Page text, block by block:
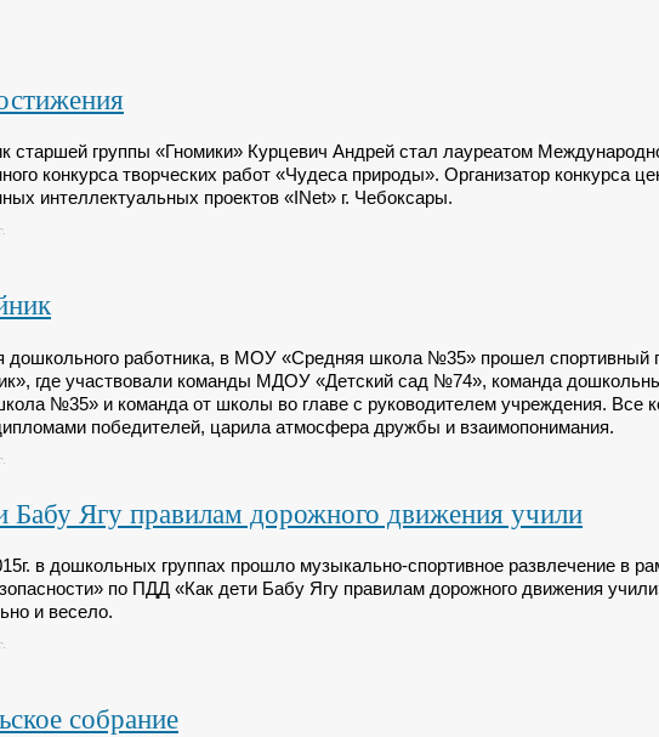
старшей группы «Гномики» Курцевич Андрей стал лауреатом
конкурса творческих работ «Чудеса природы». Организатор конкурса
интеллектуальных проектов «INet» г. Чебоксары.
дошкольного работника, в МОУ «Средняя школа №35» прошел спортивный
где участвовали команды МДОУ «Детский сад №74», команда
№35» и команда от школы во главе с руководителем учреждения. Все
победителей, царила атмосфера дружбы и взаимопонимания.
Бабу Ягу правилам дорожного движения учили
в дошкольных группах прошло музыкально-спортивное развлечение в
по ПДД «Как дети Бабу Ягу правилам дорожного движения
и весело.
собрание